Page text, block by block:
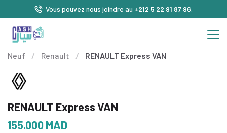
Vous pouvez nous joindre au +212 5 22 91 87 96
Neuf / Renault / RENAULT Express VAN
RENAULT Express VAN
155.000MAD